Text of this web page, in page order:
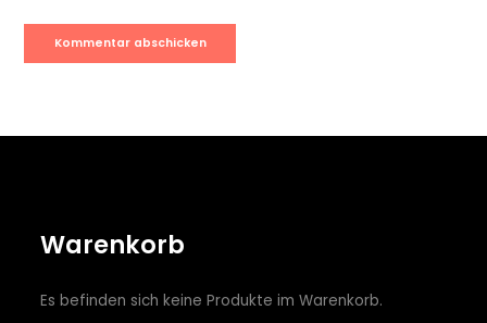
Warenkorb
Es befinden sich keine Produkte im Warenkorb.